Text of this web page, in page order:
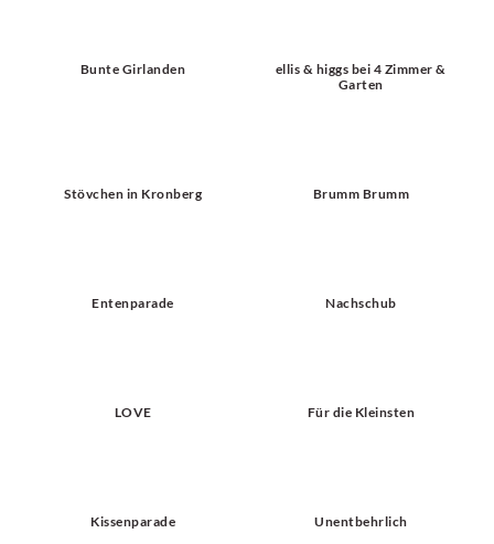
Bunte Girlanden
ellis & higgs bei 4 Zimmer &
Garten
Stövchen in Kronberg Brumm Brumm
Entenparade Nachschub
LOVE Für die Kleinsten
Kissenparade Unentbehrlich